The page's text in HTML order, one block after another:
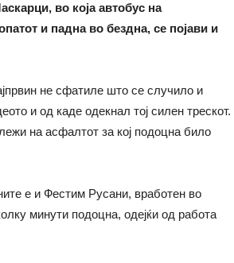
во која автобус на
и падна во бездна, се појави и
не сфатиле што се случило и
и од каде одекнал тој силен трескот.
на асфалтот за кој подоцна било
е и Фестим Русани, вработен во
минути подоцна, одејќи од работа